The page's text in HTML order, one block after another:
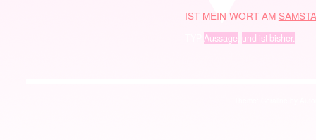
IST MEIN WORT AM
Aussage und ist bisher.